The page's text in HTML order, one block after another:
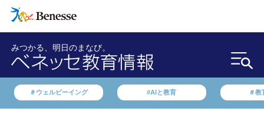
みつかる、明日のまなび。
＃ウェルビーイング #AIと教育 ＃教